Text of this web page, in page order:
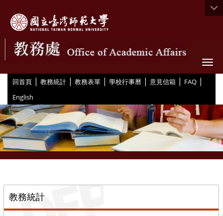
回首頁 | 教務統計 | 教務表單 | 學校行事曆 | 意見信箱 | FAQ |
English
教務統計